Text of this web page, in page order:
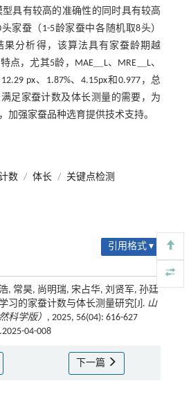
型具有较高的准确性的同时具有较高
家蚕（1-5龄家蚕中各随机取8头）
果分析得，该算法具有家蚕龄期越
点，尤其5龄，MAE＿L、MRE＿L、
px、1.87%、4.15px和0.977，总
足家蚕计数及体长测量的需要，为
加强家蚕品种选育提供技术支持。
数 / 体长 / 关键点检测
引用格式 ▾
, 常昊, 尚明瑞, 宋占华, 刘贤军, 孙廷
习的家蚕计数与体长测量研究[J]. 山
科学版） , 2025, 56(04): 616-627
04-008
下一篇